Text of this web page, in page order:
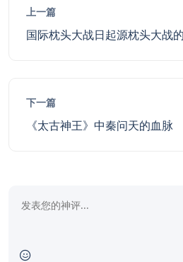
上一篇
国际枕头大战日起源枕头大战
下一篇
《太古神王》中秦问天的血脉